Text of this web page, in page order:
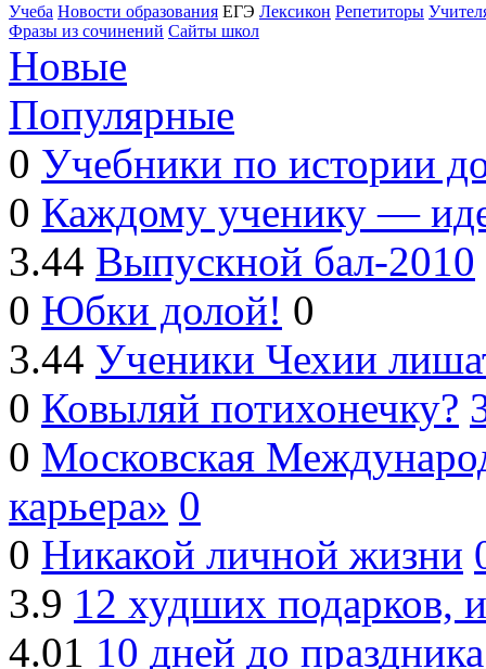
Учеба Новости образования ЕГЭ Лексикон Репетиторы
Фразы из сочинений Сайты школ
Новые
Популярные
0 Учебники по истории
0 Каждому ученику —
3.44 Выпускной бал-2010
0 Юбки долой! 0
3.44 Ученики Чехии
0 Ковыляй потихонечку?
0 Московская
карьера» 0
0 Никакой личной жизни
3.9 12 худших подарков,
4.01 10 дней до